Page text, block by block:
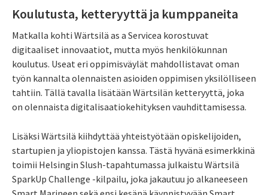
Koulutusta, ketteryyttä ja kumppaneita
Matkalla kohti Wärtsilä as a Servicea korostuvat
digitaaliset innovaatiot, mutta myös henkilökunnan
koulutus. Useat eri oppimisväylät mahdollistavat oman
työn kannalta olennaisten asioiden oppimisen yksilölliseen
tahtiin. Tällä tavalla lisätään Wärtsilän ketteryyttä, joka
on olennaista digitalisaatiokehityksen vauhdittamisessa.
Lisäksi Wärtsilä kiihdyttää yhteistyötään opiskelijoiden,
startupien ja yliopistojen kanssa. Tästä hyvänä esimerkkinä
toimii Helsingin Slush-tapahtumassa julkaistu Wärtsilä
SparkUp Challenge -kilpailu, joka jakautuu jo alkaneeseen